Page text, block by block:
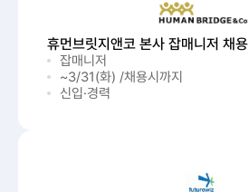
휴먼브릿지앤코 본사 잡매니저 채용
잡매니저
~3/31(화) /채용시까지
신입·경력